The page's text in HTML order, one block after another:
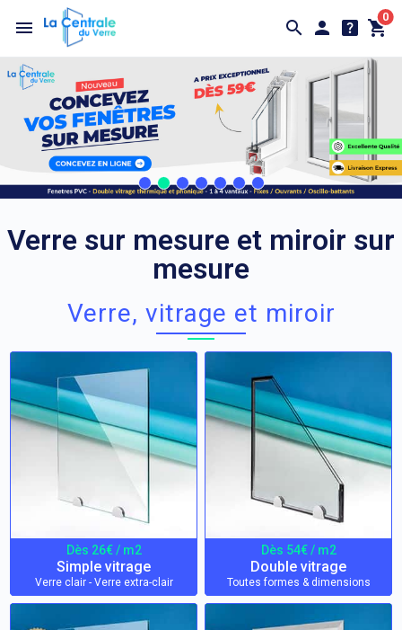
0
Verre sur mesure et miroir sur
mesure
Verre, vitrage et miroir
Dès 26€ / m2
Simple vitrage
Verre clair - Verre extra-clair
Dès 54€ / m2
Double vitrage
Toutes formes & dimensions